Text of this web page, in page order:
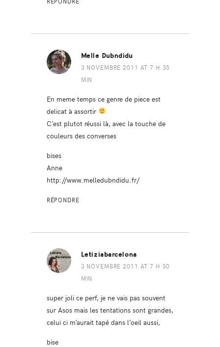
Melle Dubndidu
3 NOVEMBRE 2011 AT 7 H 35
MIN
En meme temps ce genre de piece est
delicat à assortir
C’est plutot réussi là, avec la touche de
couleurs des converses
bises
Anne
http://www.melledubndidu.fr/
RÉPONDRE
Letiziabarcelona
3 NOVEMBRE 2011 AT 7 H 50
MIN
super joli ce perf, je ne vais pas souvent
sur Asos mais les tentations sont grandes,
celui ci m’aurait tapé dans l’oeil aussi,
bise